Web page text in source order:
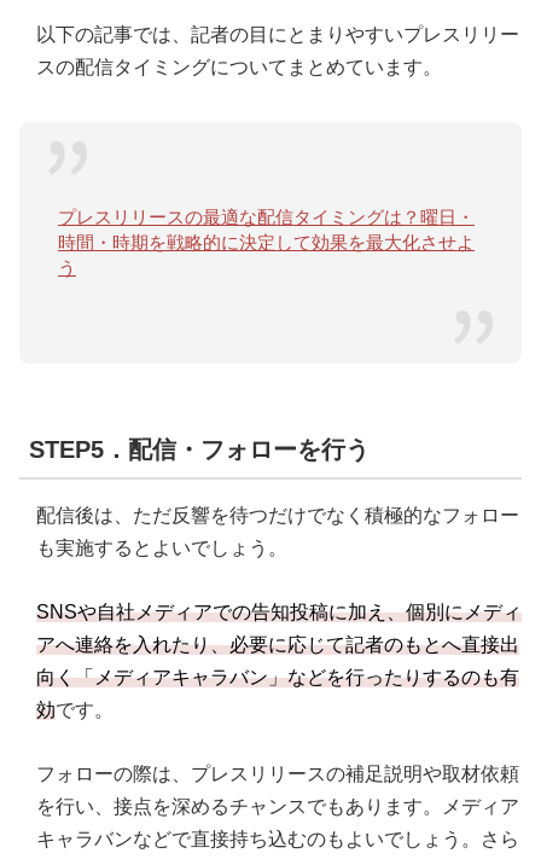
以下の記事では、記者の目にとまりやすいプレスリリー
スの配信タイミングについてまとめています。
プレスリリースの最適な配信タイミングは？曜日・
時間・時期を戦略的に決定して効果を最大化させよ
う
STEP5．配信・フォローを行う
配信後は、ただ反響を待つだけでなく積極的なフォロー
も実施するとよいでしょう。
SNSや自社メディアでの告知投稿に加え、個別にメディ
アへ連絡を入れたり、必要に応じて記者のもとへ直接出
向く「メディアキャラバン」などを行ったりするのも有
効です。
フォローの際は、プレスリリースの補足説明や取材依頼
を行い、接点を深めるチャンスでもあります。メディア
キャラバンなどで直接持ち込むのもよいでしょう。さら